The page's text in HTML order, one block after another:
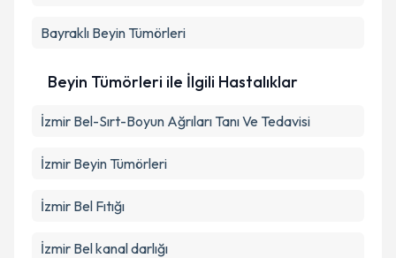
Takvim Talebini Gönder
Bayraklı Beyin Tümörleri
Beyin Tümörleri ile İlgili Hastalıklar
İzmir Bel-Sırt-Boyun Ağrıları Tanı Ve Tedavisi
İzmir Beyin Tümörleri
İzmir Bel Fıtığı
İzmir Bel kanal darlığı